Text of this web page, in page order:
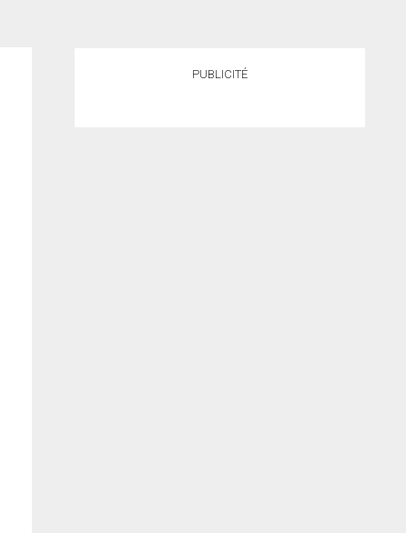
PUBLICITÉ